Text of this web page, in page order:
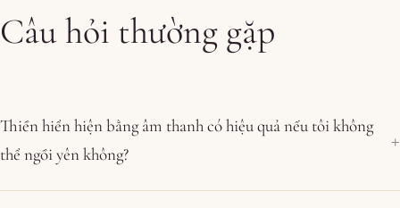
Câu hỏi thường gặp
Thiền hiển hiện bằng âm thanh có hiệu quả nếu tôi không
thể ngồi yên không?